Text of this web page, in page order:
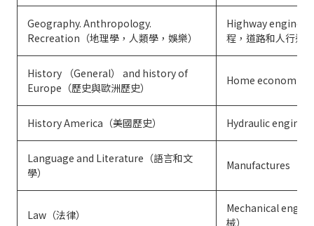
Geography. Anthropology.
Recreation（地理學，人類學，娛樂）
Highway
程，道路和人行道）
History （General） and history of
Europe（歷史與歐洲歷史）
Home economics
History America（美國歷史） Hydraulic
Language and Literature（語言和文
學）
Manufactures（製
Law（法律）
Mechanical
械）